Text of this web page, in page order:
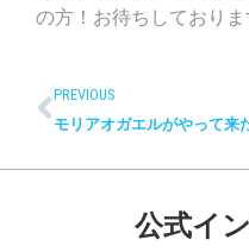
の方！お待ちしておりま
PREVIOUS
モリアオガエルがやって来
公式イ